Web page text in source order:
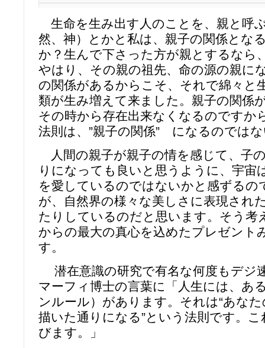
生命を生み出す人のことを、親と呼
然、神）とかと私は、親子の関係とな
か？生んで下さった方が親とするなら
やはり、その親の祖先、命の源の親に
の関係があるからこそ、それで綿々と
類が生み増えて来ました。親子の関係
その時から存在出来なくなるのですか
法則は、”親子の関係” になるのでは
人間の親子が親子の情を感じて、子
りになっても良いと思うように、宇宙
を愛しているのではないかと感ずるの
が、自然界の様々な美しさに表現され
たりしているのだと思います。そう考
からの最大の真心を込めたプレゼント
す。
潜在意識の研究で有名な何度もデジ
マーフィ博士の言葉に「人生には、あ
ンルール）があります。それは“あな
描いた通りになる”という法則です。
びます。」